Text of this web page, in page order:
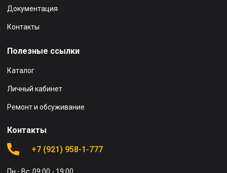
Документация
Контакты
Полезные ссылки
Каталог
Личный кабинет
Ремонт и обсуживание
Контакты
+7 (921) 958-1-777